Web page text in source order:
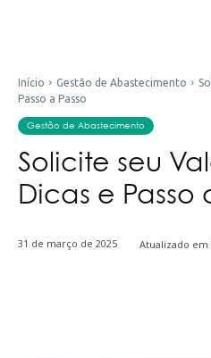
Início Gestão de Abastecimento
Passo a Passo
Gestão de Abastecimento
Solicite seu
Dicas e Passo
31 de março de 2025 Atualizado em